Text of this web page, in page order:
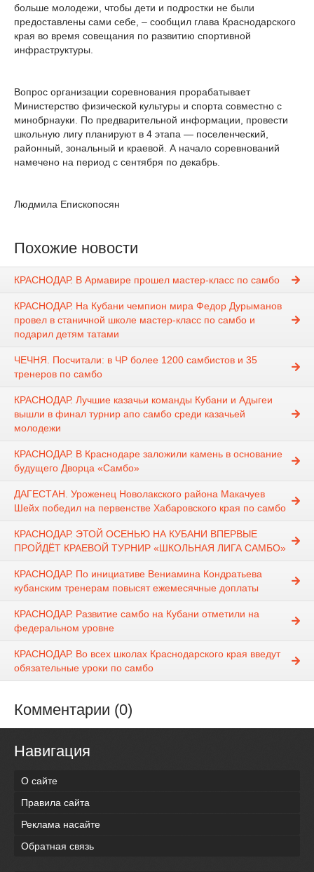
больше молодежи, чтобы дети и подростки не были
предоставлены сами себе, – сообщил глава Краснодарского
края во время совещания по развитию спортивной
инфраструктуры.
Вопрос организации соревнования прорабатывает
Министерство физической культуры и спорта совместно с
минобрнауки. По предварительной информации, провести
школьную лигу планируют в 4 этапа — поселенческий,
районный, зональный и краевой. А начало соревнований
намечено на период с сентября по декабрь.
Людмила Епископосян
Похожие новости
КРАСНОДАР. В Армавире прошел мастер-класс по самбо
КРАСНОДАР. На Кубани чемпион мира Федор Дурыманов
провел в станичной школе мастер-класс по самбо и
подарил детям татами
ЧЕЧНЯ. Посчитали: в ЧР более 1200 самбистов и 35
тренеров по самбо
КРАСНОДАР. Лучшие казачьи команды Кубани и Адыгеи
вышли в финал турнир апо самбо среди казачьей
молодежи
КРАСНОДАР. В Краснодаре заложили камень в основание
будущего Дворца «Самбо»
ДАГЕСТАН. Уроженец Новолакского района Макачуев
Шейх победил на первенстве Хабаровского края по самбо
КРАСНОДАР. ЭТОЙ ОСЕНЬЮ НА КУБАНИ ВПЕРВЫЕ
ПРОЙДЁТ КРАЕВОЙ ТУРНИР «ШКОЛЬНАЯ ЛИГА САМБО»
КРАСНОДАР. По инициативе Вениамина Кондратьева
кубанским тренерам повысят ежемесячные доплаты
КРАСНОДАР. Развитие самбо на Кубани отметили на
федеральном уровне
КРАСНОДАР. Во всех школах Краснодарского края введут
обязательные уроки по самбо
Комментарии (0)
Навигация
О сайте
Правила сайта
Реклама насайте
Обратная связь